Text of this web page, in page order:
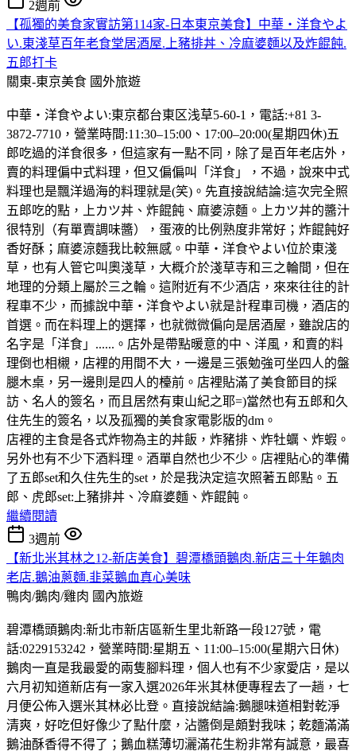
2週前
【孤獨的美食家實訪第114家-日本東京美食】中華・洋食やよ
い.東淺草百年老食堂居酒屋.上豬排丼、冷麻婆麵以及炸餛飩.
五郎打卡
關東-東京美食 國外旅遊
中華・洋食やよい:東京都台東区浅草5-60-1，電話:+81 3-
3872-7710，營業時間:11:30–15:00、17:00–20:00(星期四休)五
郎吃過的洋食很多，但這家有一點不同，除了是百年老店外，
賣的料理偏中式料理，但又偏偏叫「洋食」，不過，說來中式
料理也是飄洋過海的料理就是(笑)。先直接說結論:這次完全照
五郎吃的點，上カツ丼、炸餛飩、麻婆涼麵。上カツ丼的醬汁
很特別（有單賣調味醬），蛋液的比例熟度非常好；炸餛飩好
香好酥；麻婆涼麵我比較無感。中華・洋食やよい位於東淺
草，也有人管它叫奧淺草，大概介於淺草寺和三之輪間，但在
地理的分類上屬於三之輪。這附近有不少酒店，來來往往的計
程車不少，而據說中華・洋食やよい就是計程車司機，酒店的
首選。而在料理上的選擇，也就微微偏向是居酒屋，雖說店的
名字是「洋食」......。店外是帶點暖意的中、洋風，和賣的料
理倒也相櫬，店裡的用間不大，一邊是三張勉強可坐四人的盤
腿木桌，另一邊則是四人的檯前。店裡貼滿了美食節目的採
訪、名人的簽名，而且居然有東山紀之耶=)當然也有五郎和久
住先生的簽名，以及孤獨的美食家電影版的dm。
店裡的主食是各式炸物為主的丼飯，炸豬排、炸牡蠣、炸蝦。
另外也有不少下酒料理。酒單自然也少不少。店裡貼心的準備
了五郎set和久住先生的set，於是我決定這次照著五郎點。五
郎、虎郎set:上豬排丼、冷麻婆麵、炸餛飩。
繼續閱讀
3週前
【新北米其林之12-新店美食】碧潭橋頭鵝肉.新店三十年鵝肉
老店.鵝油蔥麵.韭菜鵝血真心美味
鴨肉/鵝肉/雞肉 國內旅遊
碧潭橋頭鵝肉:新北市新店區新生里北新路一段127號，電
話:0229153242，營業時間:星期五、11:00–15:00(星期六日休)
鵝肉一直是我最愛的兩隻腳料理，個人也有不少家愛店，是以
六月初知道新店有一家入選2026年米其林便專程去了一趟，七
月便公佈入選米其林必比登。直接說結論:鵝腿味道相對乾淨
清爽，好吃但好像少了點什麼，沾醬倒是頗對我味；乾麵滿滿
鵝油酥香得不得了；鵝血糕薄切灑滿花生粉非常有誠意，最喜